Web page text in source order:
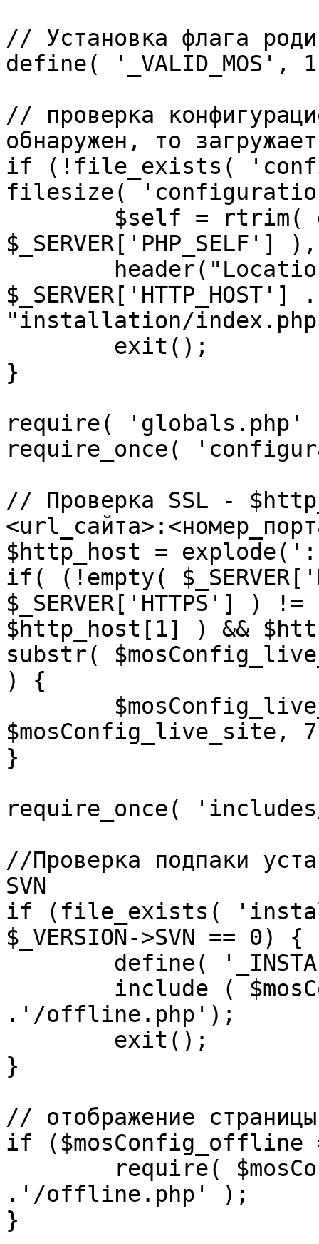
// Установка флага
define( '_VALID_MOS',
// проверка
обнаружен, то
if (!file_exists(
filesize(
"installation/
}
require(
require_once(
// Проверка SSL -
$http_host = explode(':',
if( (!empty(
$_SERVER['HTTPS']
$http_host[1] ) &&
substr(
) {
$mosConfig_live_site,
}
require_once(
//Проверка подпаки
SVN
if (file_exists(
$_VERSION->SVN == 0) {
.'/offline.php');
}
// отображение
if ($mosConfig_offline
.'/offline.php' );
}